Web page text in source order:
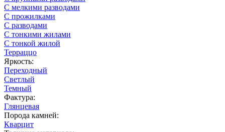
С мелкими разводами
С прожилками
С разводами
С тонкими жилами
С тонкой жилой
Терраццо
Яркость:
Переходный
Светлый
Темный
Фактура:
Глянцевая
Порода камней:
Кварцит